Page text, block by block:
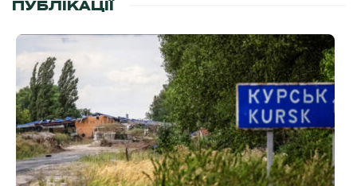
ПУБЛІКАЦІЇ